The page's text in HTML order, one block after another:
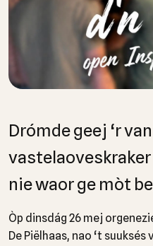
Drómde geej ‘r
nie waor ge mòt
Òp dinsdág 26 mej
De Piëlhaas, nao ‘t